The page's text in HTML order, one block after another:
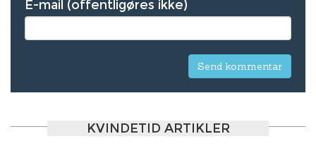
E-mail (offentligøres ikke)
KVINDETID ARTIKLER